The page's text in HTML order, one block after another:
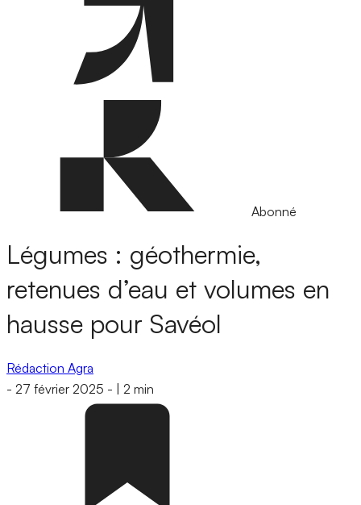
Abonné
Légumes : géothermie,
retenues d’eau et volumes en
hausse pour Savéol
Rédaction Agra
- 27 février 2025 - 2 min